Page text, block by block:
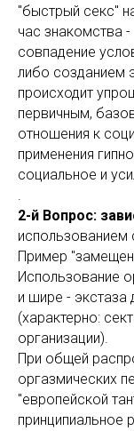
"быстрый секс"
час знакомства
совпадение
либо созданием
происходит
первичным,
отношения к
применения
социальное и
.
2-й Вопрос:
использованием
Пример
Использование
и шире - экстаза
(характерно:
организации).
При общей
оргазмических
"европейской
принципиальное